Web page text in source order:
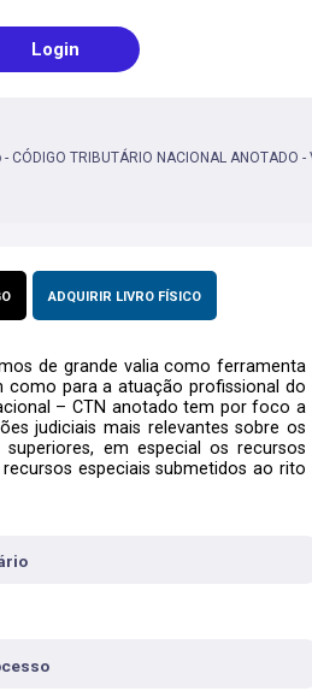
Login
- CÓDIGO TRIBUTÁRIO NACIONAL ANOTADO -
ADQUIRIR LIVRO FÍSICO
de grande valia como ferramenta
como para a atuação profissional do
– CTN anotado tem por foco a
judiciais mais relevantes sobre os
em especial os recursos
especiais submetidos ao rito